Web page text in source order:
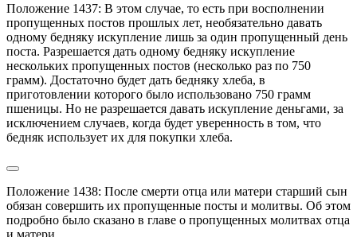
Положение 1437: В этом случае, то есть при восполнении
пропущенных постов прошлых лет, необязательно давать
одному бедняку искупление лишь за один пропущенный день
поста. Разрешается дать одному бедняку искупление
нескольких пропущенных постов (несколько раз по 750
грамм). Достаточно будет дать бедняку хлеба, в
приготовлении которого было использовано 750 грамм
пшеницы. Но не разрешается давать искупление деньгами, за
исключением случаев, когда будет уверенность в том, что
бедняк использует их для покупки хлеба.
Положение 1438: После смерти отца или матери старший сын
обязан совершить их пропущенные посты и молитвы. Об этом
подробно было сказано в главе о пропущенных молитвах отца
и матери.